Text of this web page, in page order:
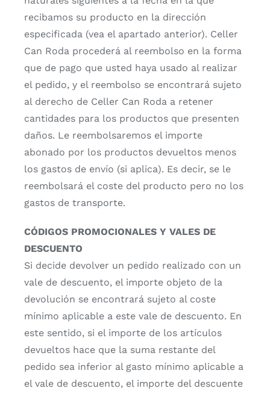
recibamos su producto en la dirección
especificada (vea el apartado anterior). Celler
Can Roda procederá al reembolso en la forma
que de pago que usted haya usado al realizar
el pedido, y el reembolso se encontrará sujeto
al derecho de Celler Can Roda a retener
cantidades para los productos que presenten
daños. Le reembolsaremos el importe
abonado por los productos devueltos menos
los gastos de envío (si aplica). Es decir, se le
reembolsará el coste del producto pero no los
gastos de transporte.
CÓDIGOS PROMOCIONALES Y VALES DE
DESCUENTO
Si decide devolver un pedido realizado con un
vale de descuento, el importe objeto de la
devolución se encontrará sujeto al coste
mínimo aplicable a este vale de descuento. En
este sentido, si el importe de los artículos
devueltos hace que la suma restante del
pedido sea inferior al gasto mínimo aplicable a
el vale de descuento, el importe del descuente